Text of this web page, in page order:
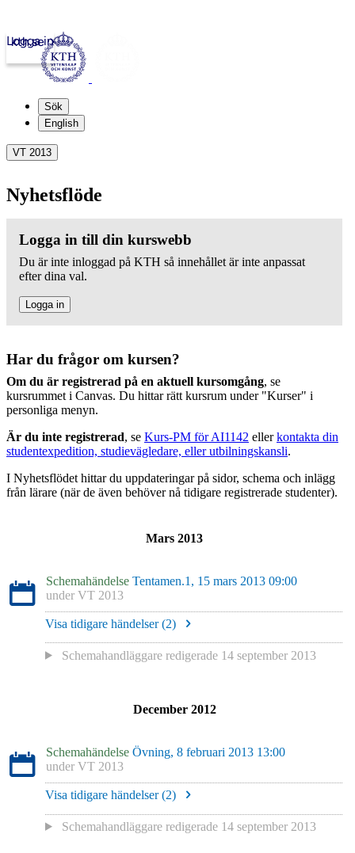
kth.se
Logga in
Sök
English
VT 2013
Nyhetsflöde
Logga in till din kurswebb
Du är inte inloggad på KTH så innehållet är inte anpassat
efter dina val.
Logga in
Har du frågor om kursen?
Om du är registrerad på en aktuell kursomgång, se
kursrummet i Canvas. Du hittar rätt kursrum under "Kurser" i
personliga menyn.
Är du inte registrerad, se Kurs-PM för AI1142 ellerkontakta din
studentexpedition, studievägledare, eller utbilningskansli.
I Nyhetsflödet hittar du uppdateringar på sidor, schema och inlägg
från lärare (när de även behöver nå tidigare registrerade studenter).
Mars 2013
Schemahändelse Tentamen.1, 15 mars 2013 09:00
under VT 2013
Visa tidigare händelser (2)
Schemahandläggare redigerade 14 september 2013
December 2012
Schemahändelse Övning, 8 februari 2013 13:00
under VT 2013
Visa tidigare händelser (2)
Schemahandläggare redigerade 14 september 2013